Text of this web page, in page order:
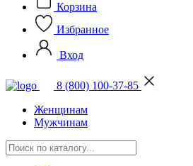
Корзина
Избранное
Вход
8 (800) 100-37-85
Женщинам
Мужчинам